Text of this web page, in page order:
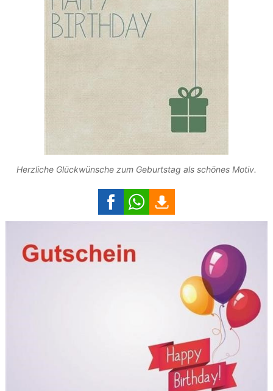
Herzliche Glückwünsche zum Geburtstag als schönes Motiv.